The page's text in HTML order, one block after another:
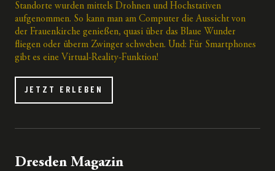
Standorte wurden mittels Drohnen und Hochstativen
aufgenommen. So kann man am Computer die Aussicht von
der Frauenkirche genießen, quasi über das Blaue Wunder
fliegen oder überm Zwinger schweben. Und: Für Smartphones
gibt es eine Virtual-Reality-Funktion!
JETZT ERLEBEN
Dresden Magazin